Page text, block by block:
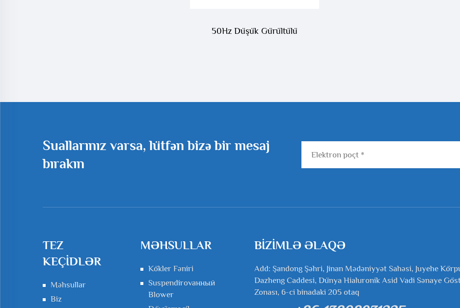
50Hz Düşük Gürültülü
Suallarınız varsa, lütfən bizə bir mesaj
bırakın
TEZ
KEÇIDLƏR
Məhsullar
Biz
MƏHSULLAR
Kökler Fəniri
Suspendirovанный
Blower
BIZIMLƏ ƏLAQƏ
Add: Şandong Şəhri, Jinan Mədəniyyət Sahəsi, Juyehe
Dazheng Caddesi, Dünya Hialuronik Asid Vadi Sənaye
Zonası, 6-ci binadaki 205 otaq